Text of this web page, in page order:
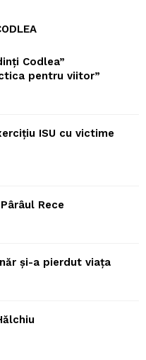
Codlea”
pentru viitor”
ISU cu victime
Rece
și-a pierdut viața